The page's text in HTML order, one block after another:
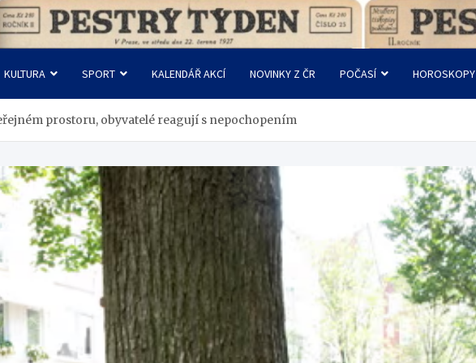
KULTURA SPORT KALENDÁŘ AKCÍ NOVINKY Z ČR POČASÍ HOROSKOPY
prostoru, obyvatelé reagují s nepochopením